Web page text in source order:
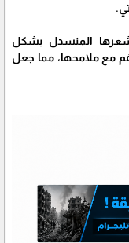
شعرها المنسدل بشكل
مع ملامحها، مما جعل